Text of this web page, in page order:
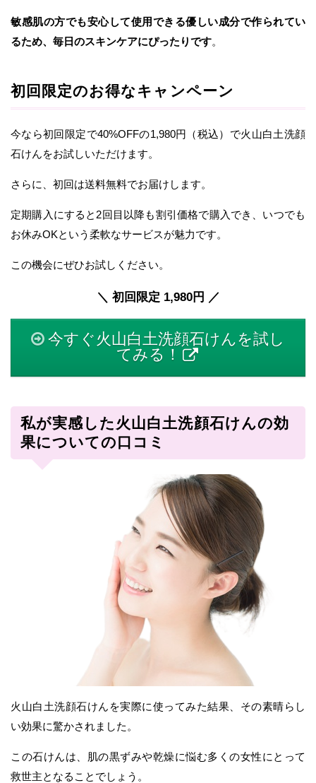
敏感肌の方でも安心して使用できる優しい成分で作られてい
るため、毎日のスキンケアにぴったりです。
初回限定のお得なキャンペーン
今なら初回限定で40%OFFの1,980円（税込）で火山白土洗顔
石けんをお試しいただけます。
さらに、初回は送料無料でお届けします。
定期購入にすると2回目以降も割引価格で購入でき、いつでも
お休みOKという柔軟なサービスが魅力です。
この機会にぜひお試しください。
＼ 初回限定 1,980円 ／
今すぐ火山白土洗顔石けんを試し
てみる！
私が実感した火山白土洗顔石けんの効
果についての口コミ
火山白土洗顔石けんを実際に使ってみた結果、その素晴らし
い効果に驚かされました。
この石けんは、肌の黒ずみや乾燥に悩む多くの女性にとって
救世主となることでしょう。